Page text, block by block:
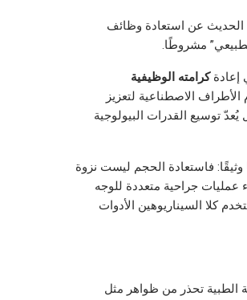
الحديث عن استعادة وظائف
مشروطًا.
إعادةكرامته الوظيفية
الاصطناعية لتعزيز
توسيع القدرات البيولوجية
وثيقًا: فاستعادة الحجم ليست نزوة
عمليات جراحية متعددة للوجه
كلا السيناريوهين الأدوات
الطبية تحذر من ظواهر مثل